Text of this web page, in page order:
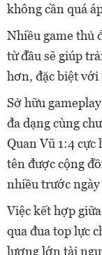
không cần quá
Nhiều game thủ
từ đầu sẽ giúp
hơn, đặc biệt
Sở hữu
đa dạng cùng
Quan Vũ 1:4 cực
tên được cộng
nhiều trước
Việc kết hợp
qua đua top lực
lượng lớn tài